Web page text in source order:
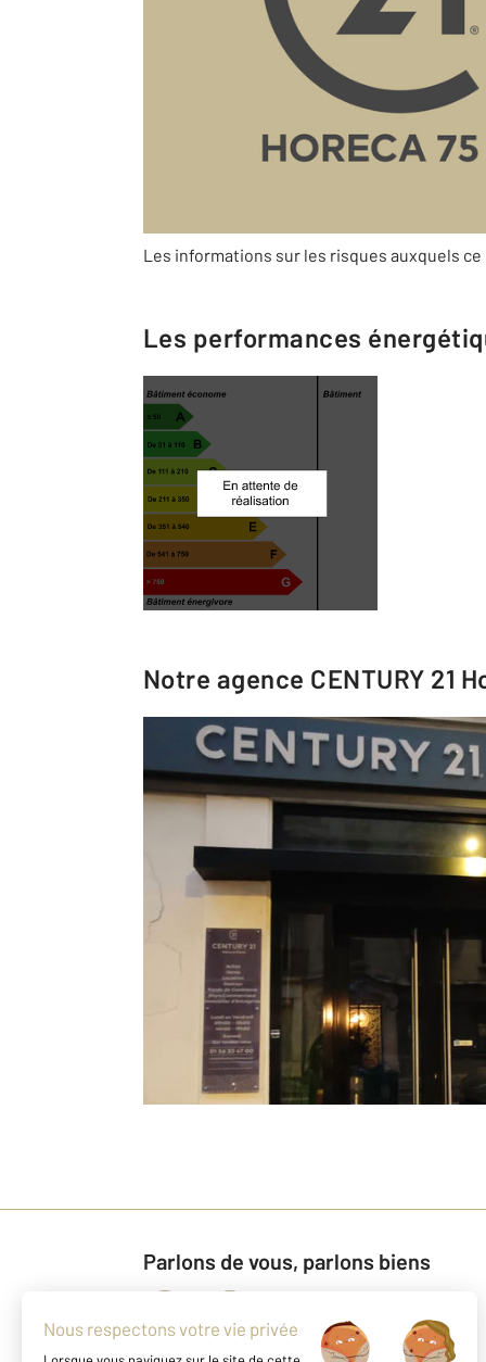
En quelques chiffres
Les informations sur les risques auxquels
Les performances
Notre agence CENTURY 21
Parlons de vous, parlons biens